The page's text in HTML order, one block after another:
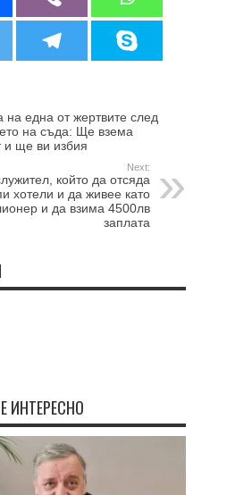
на една от жертвите след
на съда: Ще взема
и ще ви избия
Next:
който да отсяда
хотели и да живее като
и да взима 4500лв
заплата
ИНТЕРЕСНО